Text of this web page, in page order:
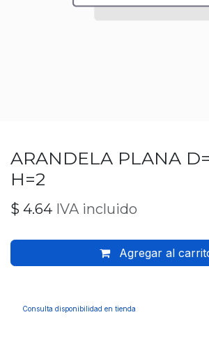
ARANDELA PLANA
H=2
$ 4.64 IVA incluido
Agregar al
Consulta disponibilidad en tienda